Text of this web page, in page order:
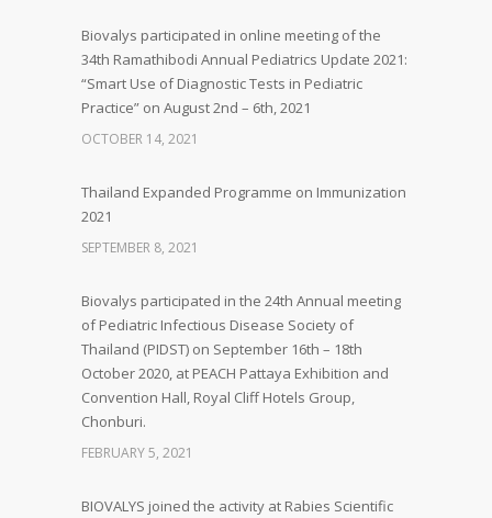
Biovalys participated in online meeting of the
34th Ramathibodi Annual Pediatrics Update 2021:
“Smart Use of Diagnostic Tests in Pediatric
Practice” on August 2nd – 6th, 2021
OCTOBER 14, 2021
Thailand Expanded Programme on Immunization
2021
SEPTEMBER 8, 2021
Biovalys participated in the 24th Annual meeting
of Pediatric Infectious Disease Society of
Thailand (PIDST) on September 16th – 18th
October 2020, at PEACH Pattaya Exhibition and
Convention Hall, Royal Cliff Hotels Group,
Chonburi.
FEBRUARY 5, 2021
BIOVALYS joined the activity at Rabies Scientific